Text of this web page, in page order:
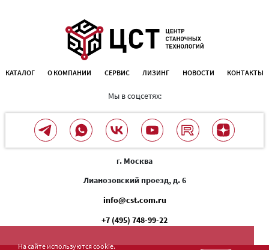
КАТАЛОГ О КОМПАНИИ СЕРВИС ЛИЗИНГ НОВОСТИ КОНТАКТЫ
Мы в соцсетях:
г. Москва
Лианозовский проезд, д. 6
info@cst.com.ru
+7 (495) 748-99-22
На сайте используются cookie.